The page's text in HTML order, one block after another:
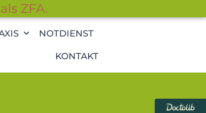
ZFA.
NOTDIENST
KONTAKT